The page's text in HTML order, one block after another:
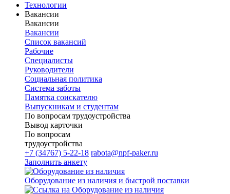
Технологии
Вакансии
Вакансии
Вакансии
Список вакансий
Рабочие
Специалисты
Руководители
Cоциальная политика
Система заботы
Памятка соискателю
Выпускникам и студентам
По вопросам трудоустройства
Вывод карточки
По вопросам
трудоустройства
+7 (34767) 5-22-18 rabota@npf-paker.ru
Заполнить анкету
Оборудование из наличия и быстрой поставки